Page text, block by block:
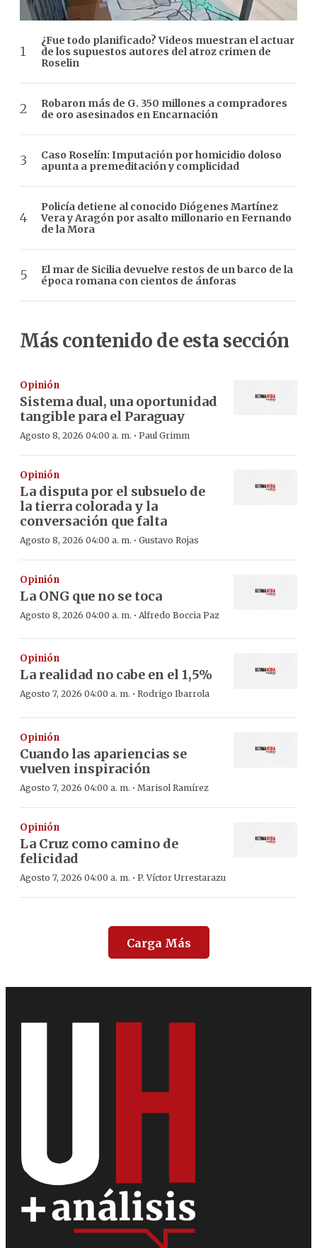
¿Fue todo planificado? Videos muestran el actuar
de los supuestos autores del atroz crimen de
Roselin
Robaron más de G. 350 millones a compradores
de oro asesinados en Encarnación
Caso Roselín: Imputación por homicidio doloso
apunta a premeditación y complicidad
Policía detiene al conocido Diógenes Martínez
Vera y Aragón por asalto millonario en Fernando
de la Mora
El mar de Sicilia devuelve restos de un barco de la
época romana con cientos de ánforas
Más contenido de esta sección
Opinión
Sistema dual, una oportunidad
tangible para el Paraguay
Agosto 8, 2026 04:00 a. m. · Paul Grimm
Opinión
La disputa por el subsuelo de
la tierra colorada y la
conversación que falta
Agosto 8, 2026 04:00 a. m. · Gustavo Rojas
Opinión
La ONG que no se toca
Agosto 8, 2026 04:00 a. m. · Alfredo Boccia Paz
Opinión
La realidad no cabe en el 1,5%
Agosto 7, 2026 04:00 a. m. · Rodrigo Ibarrola
Opinión
Cuando las apariencias se
vuelven inspiración
Agosto 7, 2026 04:00 a. m. · Marisol Ramírez
Opinión
La Cruz como camino de
felicidad
Agosto 7, 2026 04:00 a. m. · P. Víctor Urrestarazu
Carga Más